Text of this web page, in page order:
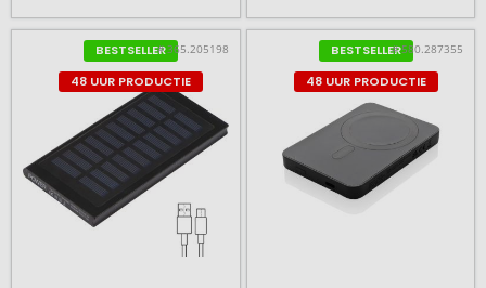
BESTSELLER
48 UUR PRODUCTIE
# 365.205198
BESTSELLER
48 UUR PRODUCTIE
# 580.287355